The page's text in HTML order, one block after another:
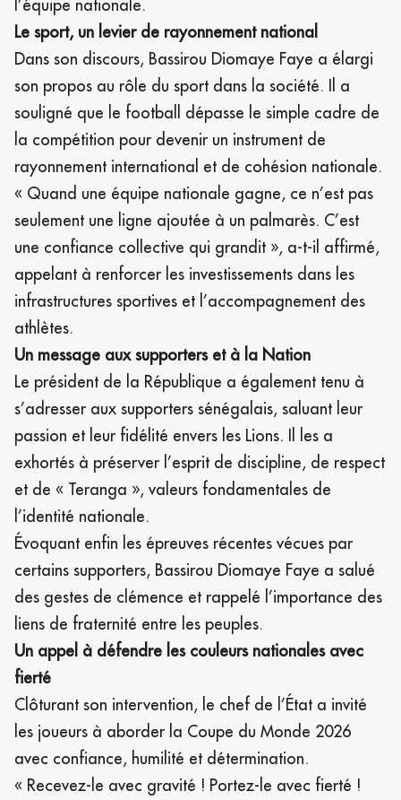
l’équipe nationale.
Le sport, un levier de rayonnement national
Dans son discours, Bassirou Diomaye Faye a élargi
son propos au rôle du sport dans la société. Il a
souligné que le football dépasse le simple cadre de
la compétition pour devenir un instrument de
rayonnement international et de cohésion nationale.
« Quand une équipe nationale gagne, ce n’est pas
seulement une ligne ajoutée à un palmarès. C’est
une confiance collective qui grandit », a-t-il affirmé,
appelant à renforcer les investissements dans les
infrastructures sportives et l’accompagnement des
athlètes.
Un message aux supporters et à la Nation
Le président de la République a également tenu à
s’adresser aux supporters sénégalais, saluant leur
passion et leur fidélité envers les Lions. Il les a
exhortés à préserver l’esprit de discipline, de respect
et de « Teranga », valeurs fondamentales de
l’identité nationale.
Évoquant enfin les épreuves récentes vécues par
certains supporters, Bassirou Diomaye Faye a salué
des gestes de clémence et rappelé l’importance des
liens de fraternité entre les peuples.
Un appel à défendre les couleurs nationales avec
fierté
Clôturant son intervention, le chef de l’État a invité
les joueurs à aborder la Coupe du Monde 2026
avec confiance, humilité et détermination.
« Recevez-le avec gravité ! Portez-le avec fierté !